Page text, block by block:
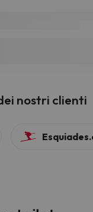
nostri clienti